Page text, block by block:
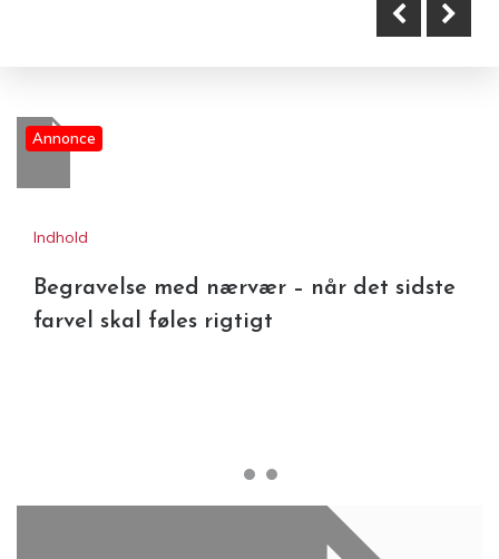
Annonce
Indhold
Begravelse med nærvær – når det sidste
farvel skal føles rigtigt